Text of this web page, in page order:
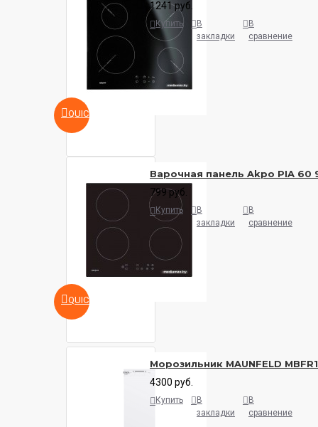
QUICKVIEW
1241 руб.
Купить
В
закладки
В
сравнение
QUICKVIEW
Варочная панель Akpo PIA 60
799 руб.
Купить
В
закладки
В
сравнение
Морозильник MAUNFELD
4300 руб.
Купить
В
закладки
В
сравнение